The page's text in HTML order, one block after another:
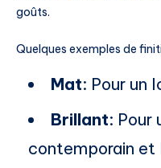
goûts.
Quelques exemples de
Mat: Pour un
Brillant: Pour
contemporain et